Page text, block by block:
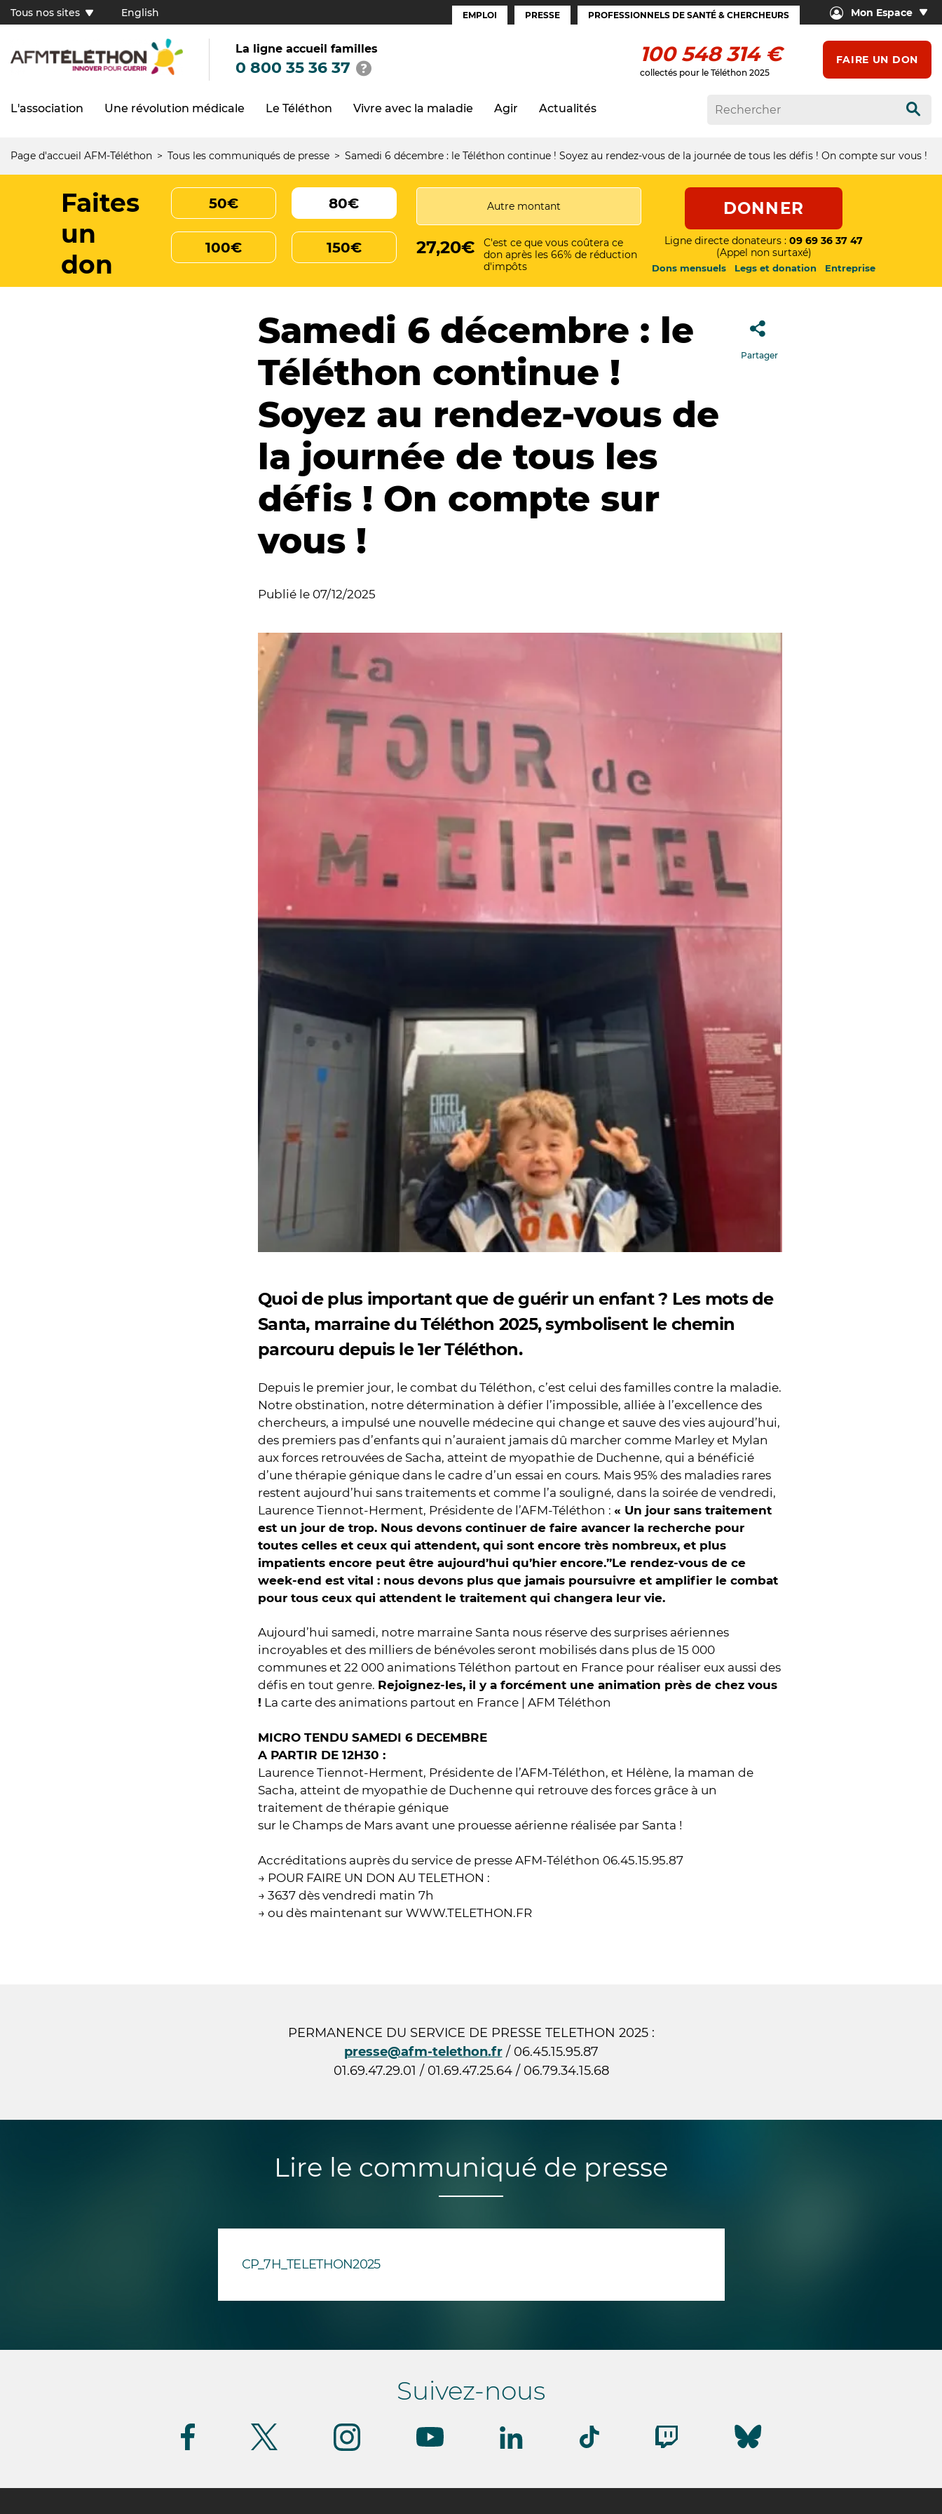
contenu
Tous
sites
(FR)
Tous nos sites English
Espaces
EMPLOI PRESSE PROFESSIONNELS DE SANTÉ & CHERCHEURS Mon Espace
La ligne accueil familles
0 800 35 36 37
100 548 314 €
collectés pour le Téléthon 2025
FAIRE UN DON
Navigation
L'association Une révolution médicale Le Téléthon Vivre avec la maladie Agir Actualités
Fil
d'Ariane
Page d'accueil AFM-Téléthon Tous les communiqués de presse Samedi 6 décembre : le Téléthon continue ! Soyez au rendez-vous de la journée de tous les défis ! On compte sur vous !
Faites
un
don
50€ 80€
100€ 150€ 27,20€
C'est ce que vous coûtera ce
don après les 66% de réduction
d'impôts
DONNER
Ligne directe donateurs : 09 69 36 37 47
(Appel non surtaxé)
Dons mensuels Legs et donation Entreprise
Samedi 6 décembre : le
Téléthon continue !
Soyez au rendez-vous de
la journée de tous les
défis ! On compte sur
vous !
Partager
Publié le 07/12/2025
Quoi de plus important que de guérir un enfant ? Les mots de
Santa, marraine du Téléthon 2025, symbolisent le chemin
parcouru depuis le 1er Téléthon.
Depuis le premier jour, le combat du Téléthon, c’est celui des familles contre la maladie.
Notre obstination, notre détermination à défier l’impossible, alliée à l’excellence des
chercheurs, a impulsé une nouvelle médecine qui change et sauve des vies aujourd’hui,
des premiers pas d’enfants qui n’auraient jamais dû marcher comme Marley et Mylan
aux forces retrouvées de Sacha, atteint de myopathie de Duchenne, qui a bénéficié
d’une thérapie génique dans le cadre d’un essai en cours. Mais 95% des maladies rares
restent aujourd’hui sans traitements et comme l’a souligné, dans la soirée de vendredi,
Laurence Tiennot-Herment, Présidente de l’AFM-Téléthon : « Un jour sans traitement
est un jour de trop. Nous devons continuer de faire avancer la recherche pour
toutes celles et ceux qui attendent, qui sont encore très nombreux, et plus
impatients encore peut être aujourd’hui qu’hier encore.”Le rendez-vous de ce
week-end est vital : nous devons plus que jamais poursuivre et amplifier le combat
pour tous ceux qui attendent le traitement qui changera leur vie.
Aujourd’hui samedi, notre marraine Santa nous réserve des surprises aériennes
incroyables et des milliers de bénévoles seront mobilisés dans plus de 15 000
communes et 22 000 animations Téléthon partout en France pour réaliser eux aussi des
défis en tout genre. Rejoignez-les, il y a forcément une animation près de chez vous
! La carte des animations partout en France | AFM Téléthon
MICRO TENDU SAMEDI 6 DECEMBRE
A PARTIR DE 12H30 :
Laurence Tiennot-Herment, Présidente de l’AFM-Téléthon, et Hélène, la maman de
Sacha, atteint de myopathie de Duchenne qui retrouve des forces grâce à un
traitement de thérapie génique
sur le Champs de Mars avant une prouesse aérienne réalisée par Santa !
Accréditations auprès du service de presse AFM-Téléthon 06.45.15.95.87
→ POUR FAIRE UN DON AU TELETHON :
→ 3637 dès vendredi matin 7h
→ ou dès maintenant sur WWW.TELETHON.FR
PERMANENCE DU SERVICE DE PRESSE TELETHON 2025 :
presse@afm-telethon.fr/ 06.45.15.95.87
01.69.47.29.01 / 01.69.47.25.64 / 06.79.34.15.68
Lire le communiqué de presse
CP_7H_TELETHON2025
Suivez-nous